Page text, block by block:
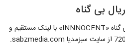
دانلود کامل قسمت دهم سریال بی گناه «INNNOCENT» با لینک مستقیم و